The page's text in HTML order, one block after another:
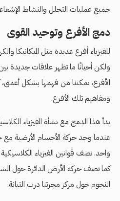
جميع عمليات التحلل والنشاط
دمج الأفرع وتوحيد القوى
للفيزياء أفرع عديدة مثل الميكانيكا
ولكن أحيانًا ما تظهر علاقات جديدة بين
الأفرع، تمكننا من فهمها بشكل
ومفاهيم تلك الأفرع.
بدأ هذا الدمج مع نشأة الفيزياء
عندما وحد حركة الأجسام الأرضية مع
واحد. تصف قوانين الفيزياء
كما تصف حركة الأرض الدائرة حول
النجوم حول مركز مجرتنا درب التبانة.